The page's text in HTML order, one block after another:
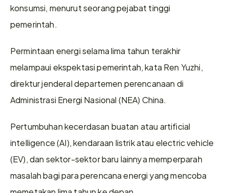
konsumsi, menurut seorang pejabat tinggi
pemerintah.
Permintaan energi selama lima tahun terakhir
melampaui ekspektasi pemerintah, kata Ren Yuzhi,
direktur jenderal departemen perencanaan di
Administrasi Energi Nasional (NEA) China.
Pertumbuhan kecerdasan buatan atau artificial
intelligence (AI), kendaraan listrik atau electric vehicle
(EV), dan sektor-sektor baru lainnya memperparah
masalah bagi para perencana energi yang mencoba